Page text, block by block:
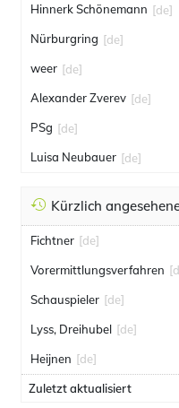
Hinnerk Schönemann [de]
Nürburgring [de]
weer [de]
Alexander Zverev [de]
PSg [de]
Luisa Neubauer [de]
Kürzlich
Fichtner [de]
Vorermittlungsverfahren
Schauspieler [de]
Lyss, Dreihubel [de]
Heijnen [de]
Zuletzt aktualisiert